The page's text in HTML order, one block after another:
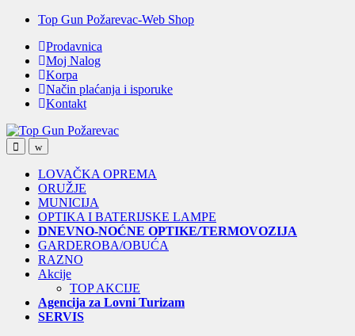
Skip
navigation
Skip
content
Top Gun Požarevac-Web Shop
Prodavnica
Moj Nalog
Korpa
Način plaćanja i isporuke
Kontakt
OpenClose
LOVAČKA OPREMA
ORUŽJE
MUNICIJA
OPTIKA I BATERIJSKE LAMPE
DNEVNO-NOĆNE OPTIKE/TERMOVOZIJA
GARDEROBA/OBUĆA
RAZNO
Akcije
TOP AKCIJE
Agencija za Lovni Turizam
SERVIS